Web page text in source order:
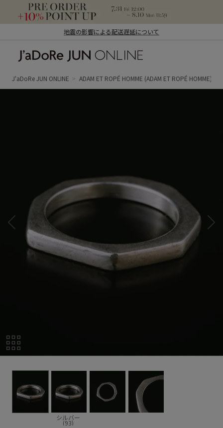
地震の影響による配送遅延について
ン オンライン）
J'aDoRe JUN ONLINE ADAM ET ROPÉ HOMME (ADAM ET ROPÉ HOMME)
シルバー
(93)